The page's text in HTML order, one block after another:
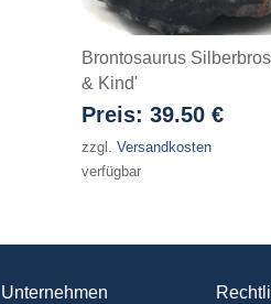
Brontosaurus
& Kind'
Preis:39.50 €
zzgl.Versandkosten
verfügbar
Unternehmen